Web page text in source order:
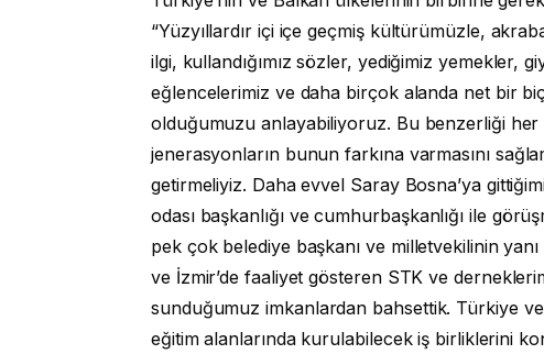
“Yüzyıllardır içi içe geçmiş kültürümüzle,
ilgi, kullandığımız sözler, yediğimiz yemekler,
eğlencelerimiz ve daha birçok alanda net bir
olduğumuzu anlayabiliyoruz. Bu benzerliği
jenerasyonların bunun farkına varmasını
getirmeliyiz. Daha evvel Saray Bosna’ya
odası başkanlığı ve cumhurbaşkanlığı ile
pek çok belediye başkanı ve milletvekilinin
ve İzmir’de faaliyet gösteren STK ve
sunduğumuz imkanlardan bahsettik. Türkiye
eğitim alanlarında kurulabilecek iş birliklerini